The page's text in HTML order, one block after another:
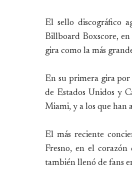
El sello discográfico
Billboard Boxscore,
gira como la más
En su primera gira por
de Estados Unidos y
Miami, y a los que han
El más reciente
Fresno, en el
también llenó de fans